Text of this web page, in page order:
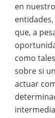
en
que, a
como
sobre si
actuar